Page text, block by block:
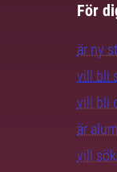
För
är ny
vill bli
vill bli
är
vill